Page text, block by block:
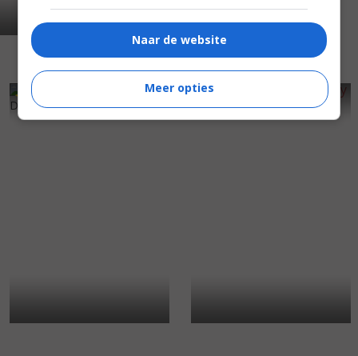
Die Blechtrommel (1979) "Dekalog" Dekalog, trzy
Naar de website
Meer opties